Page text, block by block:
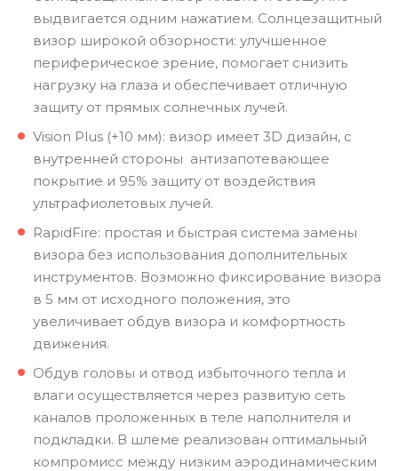
выдвигается одним нажатием. Солнцезащитный
визор широкой обзорности: улучшенное
периферическое зрение, помогает снизить
нагрузку на глаза и обеспечивает отличную
защиту от прямых солнечных лучей.
Vision Plus (+10 мм): визор имеет 3D дизайн, с
внутренней стороны антизапотевающее
покрытие и 95% защиту от воздействия
ультрафиолетовых лучей.
RapidFire: простая и быстрая система замены
визора без использования дополнительных
инструментов. Возможно фиксирование визора
в 5 мм от исходного положения, это
увеличивает обдув визора и комфортность
движения.
Обдув головы и отвод избыточного тепла и
влаги осуществляется через развитую сеть
каналов проложенных в теле наполнителя и
подкладки. В шлеме реализован оптимальный
компромисс между низким аэродинамическим